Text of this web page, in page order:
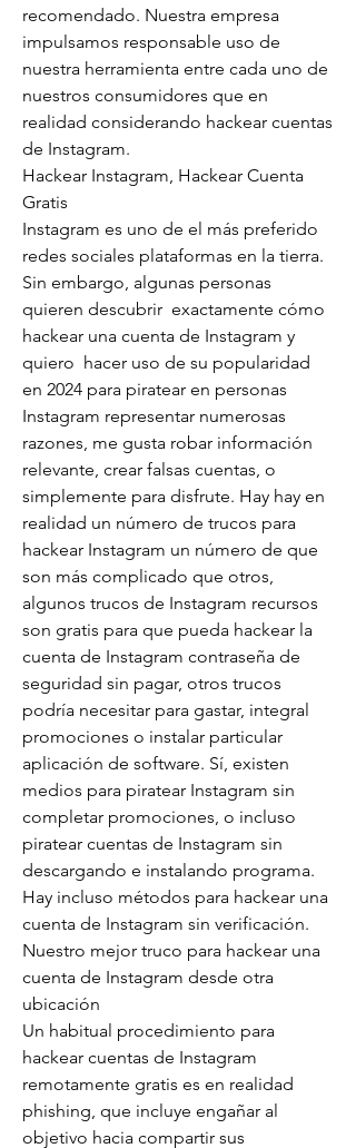
recomendado. Nuestra empresa
impulsamos responsable uso de
nuestra herramienta entre cada uno de
nuestros consumidores que en
realidad considerando hackear cuentas
de Instagram.
Hackear Instagram, Hackear Cuenta
Gratis
Instagram es uno de el más preferido
redes sociales plataformas en la tierra.
Sin embargo, algunas personas
quieren descubrir  exactamente cómo
hackear una cuenta de Instagram y
quiero  hacer uso de su popularidad
en 2024 para piratear en personas
Instagram representar numerosas
razones, me gusta robar información
relevante, crear falsas cuentas, o
simplemente para disfrute. Hay hay en
realidad un número de trucos para
hackear Instagram un número de que
son más complicado que otros,
algunos trucos de Instagram recursos
son gratis para que pueda hackear la
cuenta de Instagram contraseña de
seguridad sin pagar, otros trucos
podría necesitar para gastar, integral
promociones o instalar particular
aplicación de software. Sí, existen
medios para piratear Instagram sin
completar promociones, o incluso
piratear cuentas de Instagram sin
descargando e instalando programa.
Hay incluso métodos para hackear una
cuenta de Instagram sin verificación.
Nuestro mejor truco para hackear una
cuenta de Instagram desde otra
ubicación
Un habitual procedimiento para
hackear cuentas de Instagram
remotamente gratis es en realidad
phishing, que incluye engañar al
objetivo hacia compartir sus